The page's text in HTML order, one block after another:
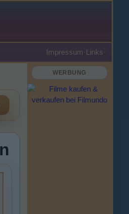
Impressum ·Links·
WERBUNG